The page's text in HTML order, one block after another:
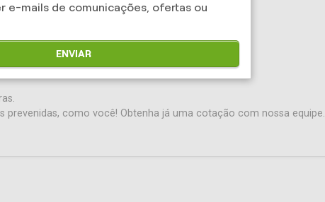
clínicas estéticas;
prevenidas, como você! Obtenha já uma cotação com nossa equipe.
e-mails de comunicações, ofertas ou
ENVIAR